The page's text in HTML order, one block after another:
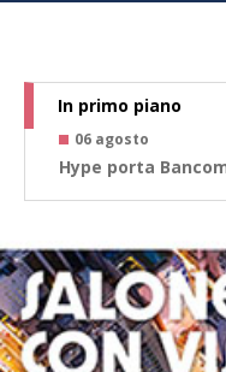
In primo piano
06 agosto
Hype porta